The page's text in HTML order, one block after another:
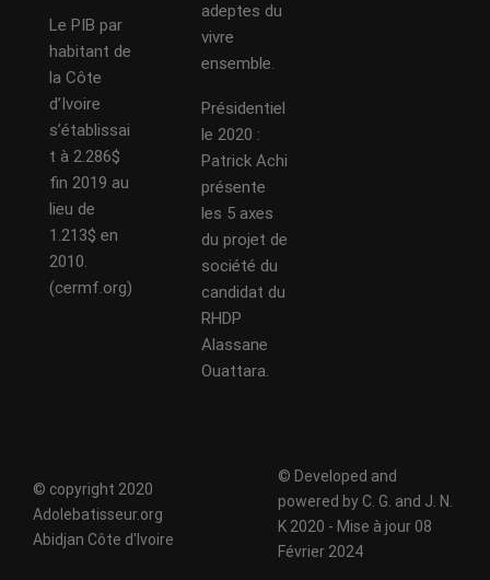
Le PIB par
habitant de
la Côte
d’Ivoire
s’établissai
t à 2.286$
fin 2019 au
lieu de
1.213$ en
2010.
(cermf.org)
adeptes du
vivre
ensemble.
Présidentiel
le 2020 :
Patrick Achi
présente
les 5 axes
du projet de
société du
candidat du
RHDP
Alassane
Ouattara.
© copyright 2020
Adolebatisseur.org
Abidjan Côte d'Ivoire
© Developed and
powered by C. G. and J. N.
K 2020 - Mise à jour 08
Février 2024